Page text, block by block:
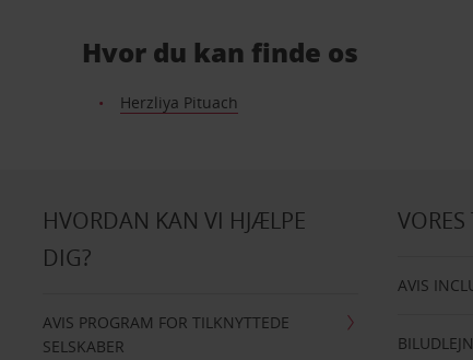
Hvor du kan finde os
Herzliya Pituach
HVORDAN KAN VI HJÆLPE
DIG?
AVIS PROGRAM FOR TILKNYTTEDE
SELSKABER
AVIS